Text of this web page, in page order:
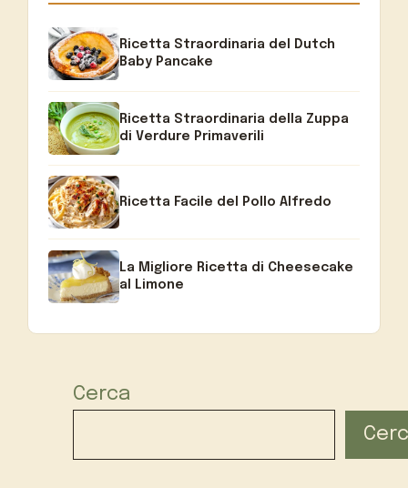
Ricetta Straordinaria del Dutch
Baby Pancake
Ricetta Straordinaria della Zuppa
di Verdure Primaverili
Ricetta Facile del Pollo Alfredo
La Migliore Ricetta di Cheesecake
al Limone
Cerca